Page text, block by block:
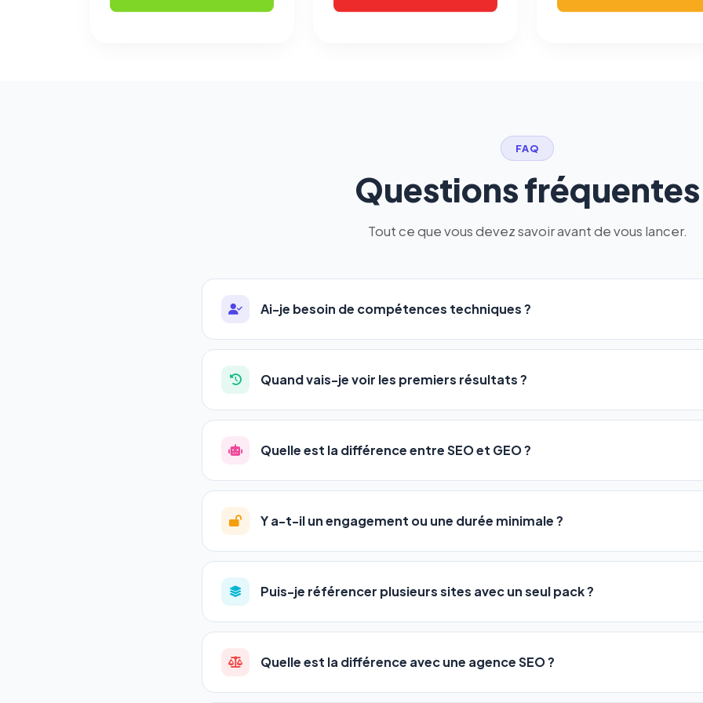
FAQ
Questions fréquentes
Tout ce que vous devez savoir avant de vous lancer.
Ai-je besoin de compétences techniques ?
Absolument pas. Notre logiciel a été conçu pour être accessible àtous les profils:
auto-entrepreneurs, PME ou agences. Pas de code, pas de configuration complexe —
l'adresse de votre site, décrivez votre activité, et le logiciel gère tout en automatique
Quand vais-je voir les premiers résultats ?
La plupart de nos utilisateurs observent une amélioration de leur positionnement en4
progression
votre tableau de bord.
Quelle est la différence entre SEO et GEO ?
LeSEO(Search Engine Optimization) vous positionne sur les moteurs classiques :
GEO(Generative Engine Optimization) va plus loin : il fait en sorte que les IA
Gemini et Perplexity
vous citent comme référence dans leurs réponses. Notre
deux simultanément et automatiquement.
Y a-t-il un engagement ou une durée minimale ?
Aucun engagement.Tous nos packs sont résiliables à tout moment, directement
en un clic, ou en nous contactant par téléphone (09 73 89 23 94) ou via le support en
pas de frais cachés. Votre liberté est totale.
Puis-je référencer plusieurs sites avec un seul pack ?
Oui ! Chaque pack couvre un nombre de sites différent :
Standard
•Pro→ jusqu'à 5 URLs
Quelle est la différence avec une agence SEO ?